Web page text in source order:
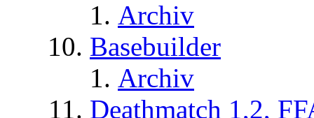
Archiv
Basebuilder
Archiv
Deathmatch 1,2,